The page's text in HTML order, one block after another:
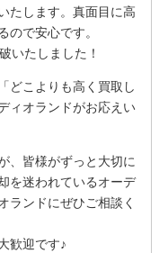
たします。真面目に高
ので安心です。
いたしました！
どこよりも高く買取し
ィオランドがお応えい
、皆様がずっと大切に
を迷われているオーデ
ランドにぜひご相談く
歓迎です♪